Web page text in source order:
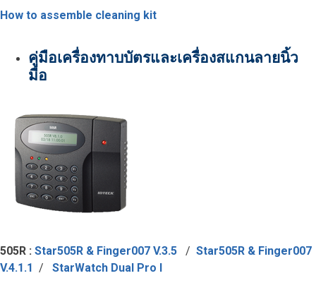
How to assemble cleaning kit
คู่มือเครื่องทาบบัตรและเครื่องสแกนลายนิ้ว
มือ
505R : Star505R & Finger007 V.3.5 / Star505R & Finger007
V.4.1.1 / StarWatch Dual Pro I